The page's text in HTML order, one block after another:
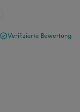
Verifizierte Bewertung